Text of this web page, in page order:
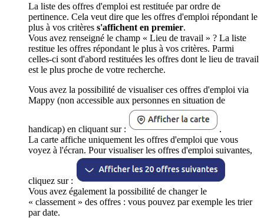
La liste des offres d'emploi est restituée par ordre de
pertinence. Cela veut dire que les offres d'emploi répondant le
plus à vos critères s'affichent en premier.
Vous avez renseigné le champ « Lieu de travail » ? La liste
restitue les offres répondant le plus à vos critères. Parmi
celles-ci sont d'abord restituées les offres dont le lieu de travail
est le plus proche de votre recherche.
Vous avez la possibilité de visualiser ces offres d'emploi via
Mappy (non accessible aux personnes en situation de
handicap) en cliquant sur :
.
La carte affiche uniquement les offres d'emploi que vous
voyez à l'écran. Pour visualiser les offres d'emploi suivantes,
cliquez sur :
Vous avez également la possibilité de changer le
« classement » des offres : vous pouvez par exemple les trier
par date.